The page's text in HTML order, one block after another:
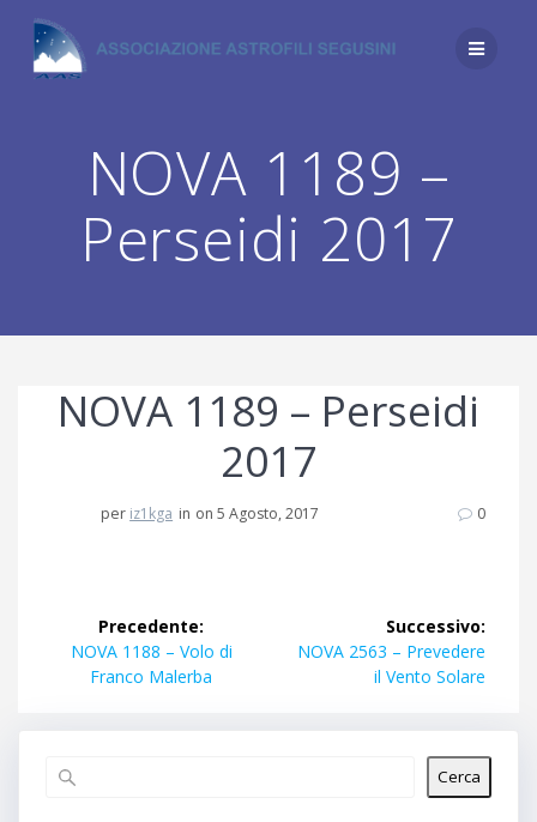
contenuto
NOVA 1189 –
Perseidi 2017
NOVA 1189 – Perseidi
2017
per iz1kga in on 5 Agosto, 2017 0
Navigazione
articoli
Precedente:
Articolo
precedente:
NOVA 1188 – Volo di
Franco Malerba
Successivo:
Articolo
successivo:
NOVA 2563 – Prevedere
il Vento Solare
Cerca